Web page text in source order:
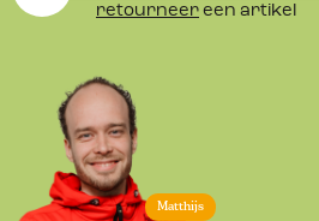
Matthijs
retourneer een artikel